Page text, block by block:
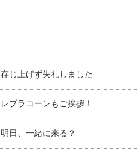
存じ上げず失礼しました
レプラコーンもご挨拶！
明日、一緒に来る？